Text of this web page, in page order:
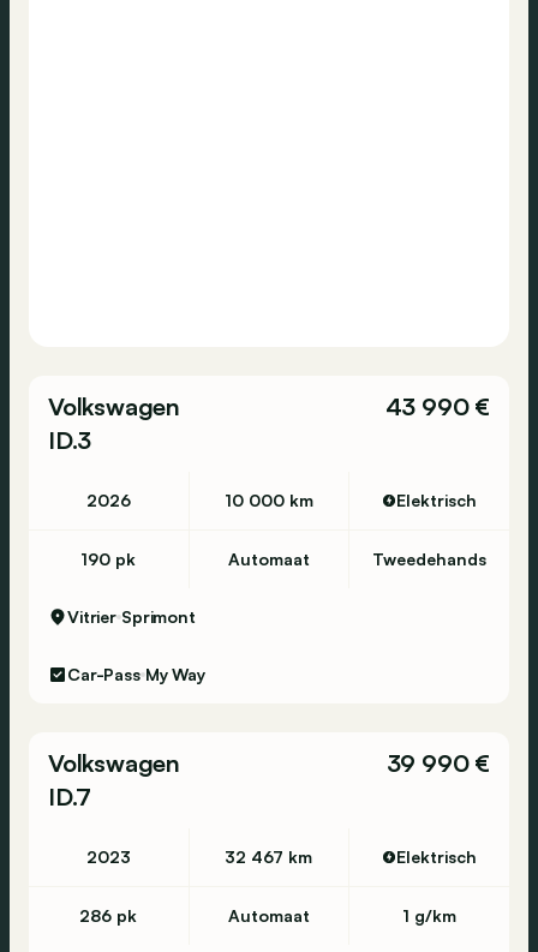
Volkswagen
ID.3
43 990 €
2026 10 000 km Elektrisch
190 pk Automaat Tweedehands
Vitrier Sprimont
Car-Pass My Way
Volkswagen
ID.7
39 990 €
2023 32 467 km Elektrisch
286 pk Automaat 1 g/km